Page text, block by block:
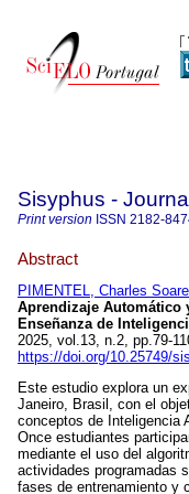
Sisyphus -
Print version ISSN 2182-
Abstract
PIMENTEL, Charles
Aprendizaje Automático
Enseñanza de
2025, vol.13, n.2, pp.79-
https://doi.org/10.25749/
Este estudio explora un
Janeiro, Brasil, con el
conceptos de Inteligencia
Once estudiantes
mediante el uso del
actividades programadas
fases de entrenamiento y